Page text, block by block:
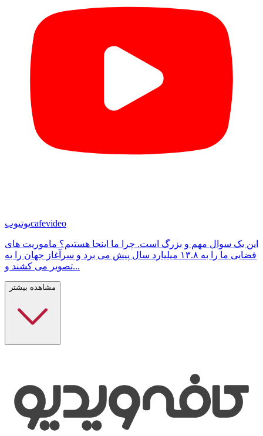
یوتیوبcafevideo
این یک سوال مهم و بزرگ است. چرا ما اینجا هستیم؟ ماموریت های
فضایی ما را به ۱۳.۸ میلیارد سال پیش می برد و سرآغاز جهان را به
تصویر می کشند و...
مشاهده بیشتر